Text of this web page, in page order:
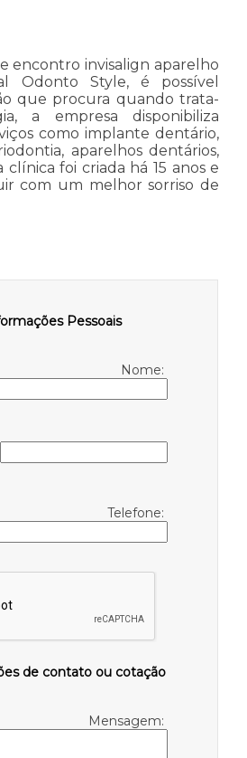
encontro invisalign aparelho
Odonto Style, é possível
que procura quando trata-
a empresa disponibiliza
como implante dentário,
aparelhos dentários,
clínica foi criada há 15 anos e
com um melhor sorriso de
Pessoais
Nome:
Telefone:
de contato ou cotação
Mensagem: